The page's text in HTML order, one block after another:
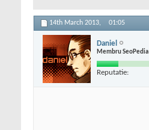
14th March 2013, 01:05
Daniel
Membru SeoPedia
Reputatie: